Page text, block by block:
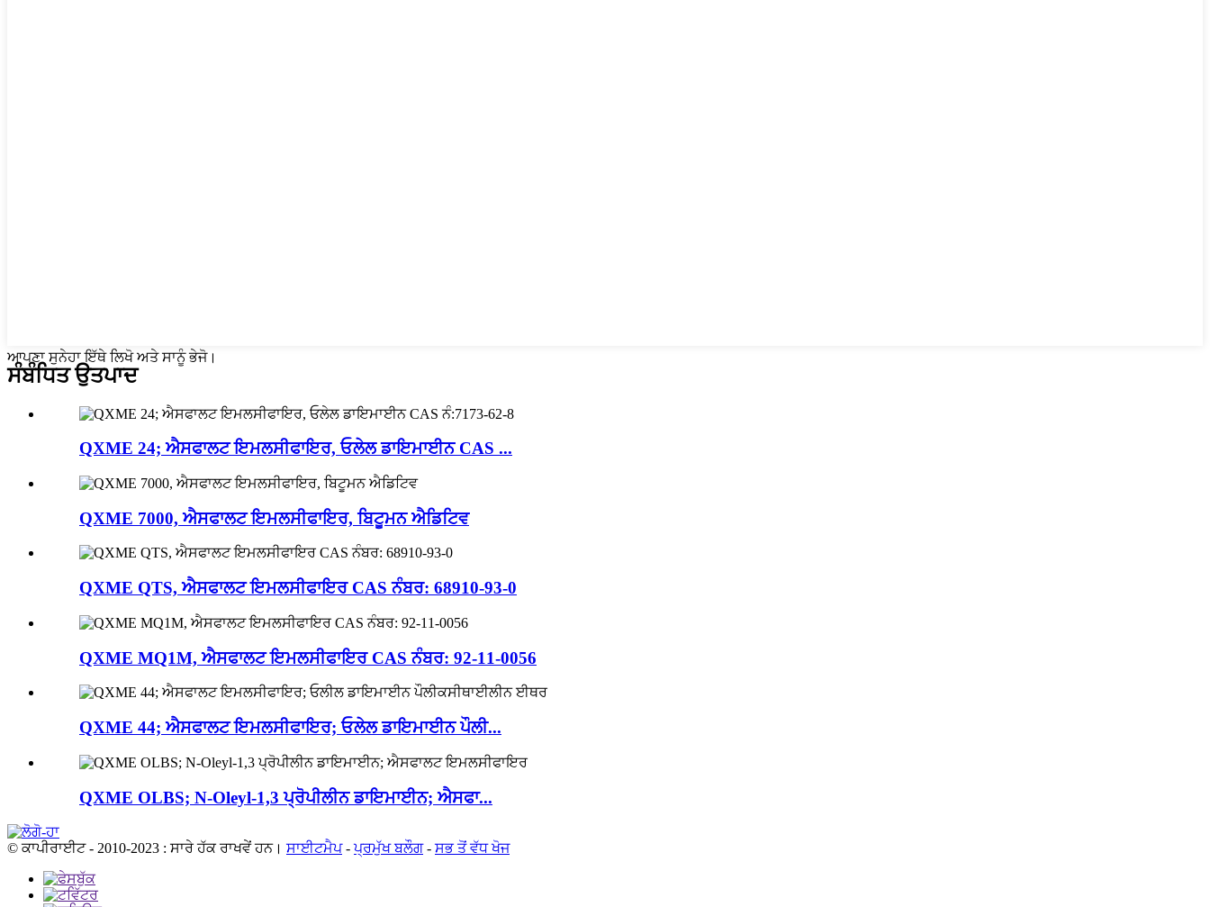
ਆਪਣਾ ਸੁਨੇਹਾ ਇੱਥੇ ਲਿਖੋ ਅਤੇ ਸਾਨੂੰ ਭੇਜੋ।
ਸੰਬੰਧਿਤ ਉਤਪਾਦ
QXME 24; ਐਸਫਾਲਟ ਇਮਲਸੀਫਾਇਰ, ਓਲੇਲ ਡਾਇਮਾਈਨ CAS ...
QXME 7000, ਐਸਫਾਲਟ ਇਮਲਸੀਫਾਇਰ, ਬਿਟੂਮਨ ਐਡਿਟਿਵ
QXME QTS, ਐਸਫਾਲਟ ਇਮਲਸੀਫਾਇਰ CAS ਨੰਬਰ: 68910-93-0
QXME MQ1M, ਐਸਫਾਲਟ ਇਮਲਸੀਫਾਇਰ CAS ਨੰਬਰ: 92-11-0056
QXME 44; ਐਸਫਾਲਟ ਇਮਲਸੀਫਾਇਰ; ਓਲੇਲ ਡਾਇਮਾਈਨ ਪੌਲੀ...
QXME OLBS; N-Oleyl-1,3 ਪ੍ਰੋਪੀਲੀਨ ਡਾਇਮਾਈਨ; ਐਸਫਾ...
© ਕਾਪੀਰਾਈਟ - 2010-2023 : ਸਾਰੇ ਹੱਕ ਰਾਖਵੇਂ ਹਨ। ਸਾਈਟਮੈਪ-ਪ੍ਰਮੁੱਖ ਬਲੌਗ- ਸਭ ਤੋਂ ਵੱਧ ਖੋਜ